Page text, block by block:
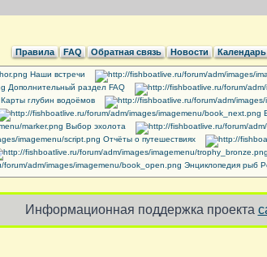
Правила FAQ Обратная связь Новости Календарь
Наши встречи
Дополнительный раздел FAQ
Карты глубин водоёмов
Выбор эхолота
Отчёты о путешествиях
Энциклопедия рыб
Информационная поддержка проекта